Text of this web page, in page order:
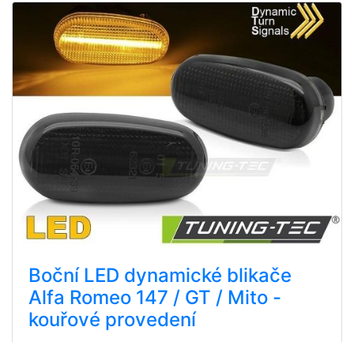
Boční LED dynamické blikače
Alfa Romeo 147 / GT / Mito -
kouřové provedení